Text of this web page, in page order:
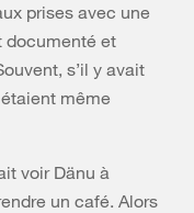
prises avec une
documenté et
s’il y avait
même
voir Dänu à
un café. Alors